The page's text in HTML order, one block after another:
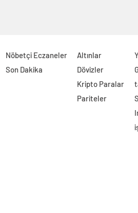
Nöbetçi Eczaneler
Son Dakika
Altınlar
Dövizler
Kripto Paralar
Pariteler